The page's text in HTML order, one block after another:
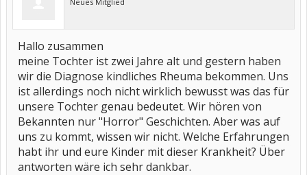
Hallo zusammen
meine Tochter ist zwei Jahre alt und gestern haben
wir die Diagnose kindliches Rheuma bekommen. Uns
ist allerdings noch nicht wirklich bewusst was das für
unsere Tochter genau bedeutet. Wir hören von
Bekannten nur "Horror" Geschichten. Aber was auf
uns zu kommt, wissen wir nicht. Welche Erfahrungen
habt ihr und eure Kinder mit dieser Krankheit? Über
antworten wäre ich sehr dankbar.